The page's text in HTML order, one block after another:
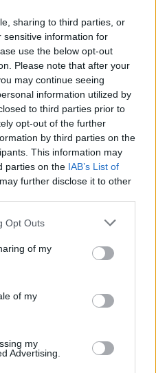
sharing to third parties, or
sensitive information for
use the below opt-out
Please note that after your
may continue seeing
information utilized by
to third parties prior to
opt-out of the further
by third parties on the
This information may
parties on the IAB’s List of
further disclose it to other
Opt Outs
of my
of my
my
Advertising.
till påsk är en både
Fyll dem med något
– det här är dessutom ett
tillsammans med barnen.